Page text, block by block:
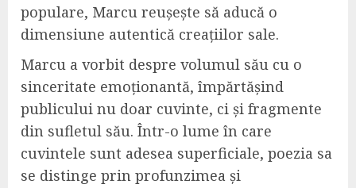
populare, Marcu reușește să aducă o
dimensiune autentică creațiilor sale.
Marcu a vorbit despre volumul său cu o
sinceritate emoționantă, împărtășind
publicului nu doar cuvinte, ci și fragmente
din sufletul său. Într-o lume în care
cuvintele sunt adesea superficiale, poezia sa
se distinge prin profunzimea și